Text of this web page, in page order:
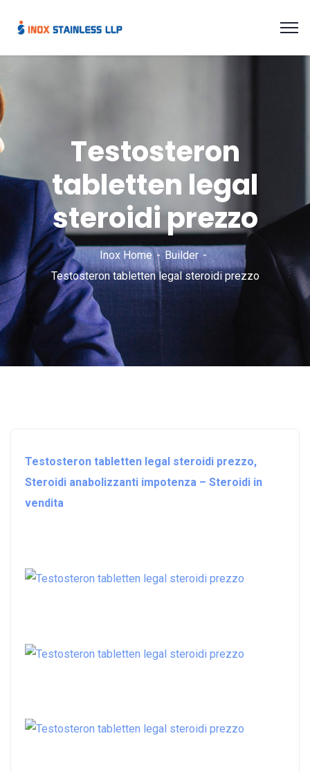
Testosteron
tabletten legal
steroidi prezzo
Inox Home
Builder
Testosteron tabletten legal steroidi prezzo
Testosteron tabletten legal steroidi prezzo,
Steroidi anabolizzanti impotenza – Steroidi in
vendita